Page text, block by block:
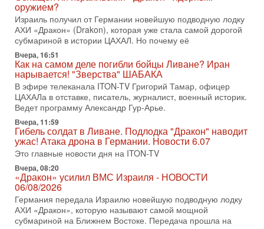
вспомнить взлет партии «Исраэль ба-алия», когда
31-07-2026, 17:00
Тайны закрытых дверей: о чём на самом деле
молчат Трамп и Нетаньяху?
Недавний визит премьер-министра Израиля Биньямина
Нетаньяху в США и его встреча с Дональдом Трампом
оставили больше вопросов, чем ответов. Полная
31-07-2026, 15:18
Иран готовит покушение на Нетаниягу! Трамп не
хочет эскалации, но КСИР готовит взрыв!
В эфире телеканала ITON-TV СЕРГЕЙ МИГДАЛЬ, эксперт
по вопросам безопасности, офицер запаса
Международного управления полиции Израиля, автор
31-07-2026, 09:02
Битва за разоружение ХАМАСа - НОВОСТИ
31/07/2026
Сегодня президент США Дональд Трамп заявил о
достижении исторического соглашения о полном
разоружении ХАМАСа и других вооруженных группировок в
оружием?
Израиль получил от Германии новейшую подводную лодку
АХИ «Дракон» (Drakon), которая уже стала самой дорогой
субмариной в истории ЦАХАЛ. Но почему её
Вчера, 16:51
Как на самом деле погибли бойцы Ливане? Иран
нарывается! "Зверства" ШАБАКА
В эфире телеканала ITON-TV Григорий Тамар, офицер
ЦАХАЛа в отставке, писатель, журналист, военный историк.
Ведет программу Александр Гур-Арье.
Вчера, 11:59
Гибель солдат в Ливане. Подлодка "Дракон" наводит
ужас! Атака дрона в Германии. Новости 6.07
Это главные новости дня на ITON-TV
Вчера, 08:20
«Дракон» усилил ВМС Израиля - НОВОСТИ
06/08/2026
Германия передала Израилю новейшую подводную лодку
АХИ «Дракон», которую называют самой мощной
субмариной на Ближнем Востоке. Передача прошла на